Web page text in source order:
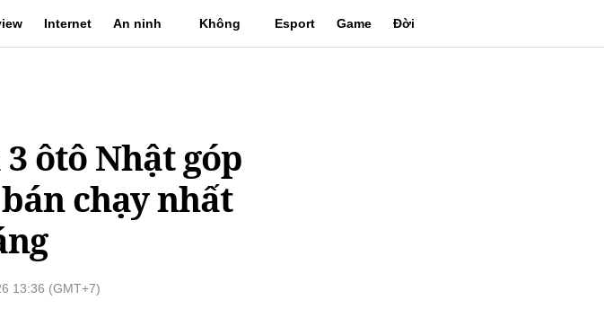
Internet An ninh Không Esport Game Đời
ôtô Nhật góp
chạy nhất
13:36 (GMT+7)